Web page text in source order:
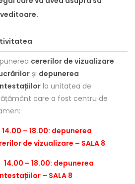
cererilor de vizualizare
și depunerea
la unitatea de
care a fost centru de
– 18.00: depunerea
de vizualizare – SALA 8
– 18.00: depunerea
– SALA 8